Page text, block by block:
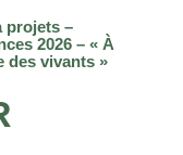
projets –
2026 – « À
des vivants »